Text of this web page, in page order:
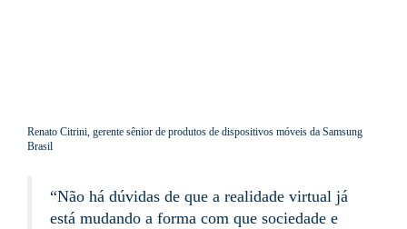
Renato Citrini, gerente sênior de produtos de dispositivos móveis da Samsung
Brasil
“Não há dúvidas de que a realidade virtual já
está mudando a forma com que sociedade e